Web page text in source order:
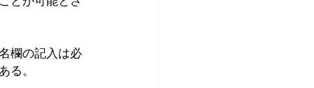
欄の記入は必
る。